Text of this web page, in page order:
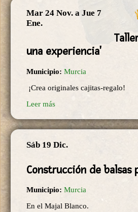
Mar 24 Nov. a Jue 7
Ene.
una experiencia'
Municipio: Murcia
¡Crea originales cajitas-regalo!
Leer más
Sáb 19 Dic.
Construcción de balsas
Municipio: Murcia
En el Majal Blanco.